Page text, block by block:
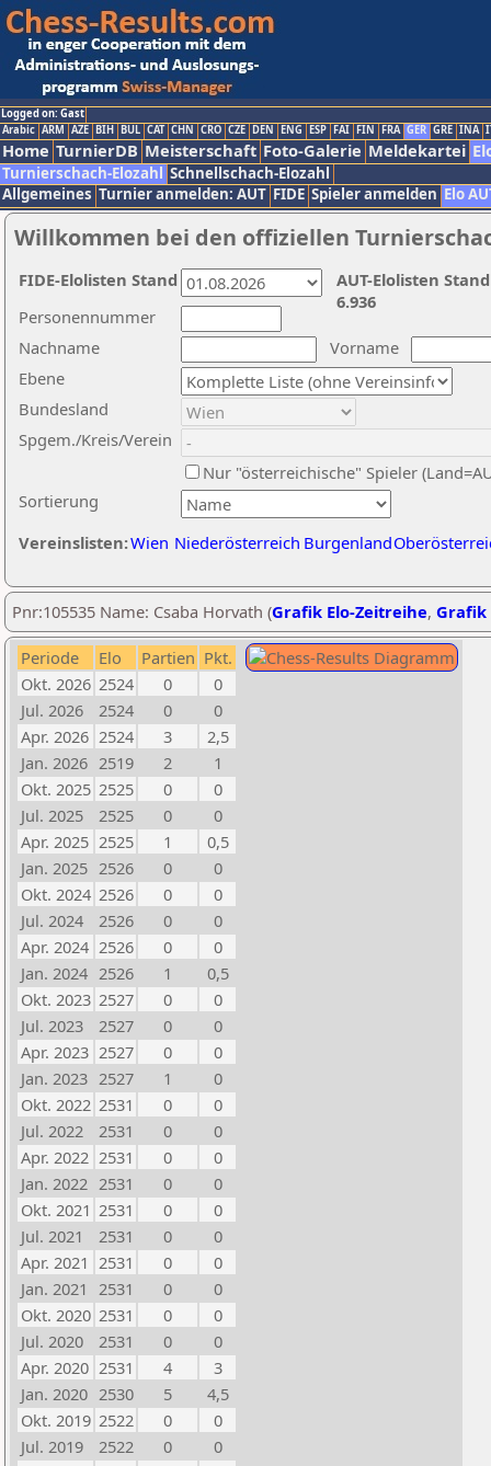
Logged on: Gast
Arabic ARM AZE BIH BUL CAT CHN CRO CZE DEN ENG ESP FAI FIN FRA GER GRE INA
Home TurnierDB Meisterschaft Foto-Galerie Meldekartei
Turnierschach-Elozahl Schnellschach-Elozahl
Allgemeines Turnier anmelden: AUT FIDE Spieler anmelden Elo
Willkommen bei den offiziellen
Nachname
Vorname
Ebene
Sortierung
Personennummer
Bundesland
Spgem./Kreis/Verein
Nur "österreichische" Spieler
Vereinslisten:Wien Niederösterreich Burgenland
AUT-Elolisten
6.936
FIDE-Elolisten Stand
Pnr:105535 Name: Csaba Horvath (Grafik Elo-Zeitreihe, Grafik
Periode Elo Partien Pkt.
Okt. 2026 2524 0
0
Jul. 2026
2524 0
0
Apr. 2026 2524 3
2,5
Jan. 2026 2519 2
1
Okt. 2025 2525 0
0
Jul. 2025
2525 0
0
Apr. 2025 2525 1
0,5
Jan. 2025 2526 0
0
Okt. 2024 2526 0
0
Jul. 2024
2526 0
0
Apr. 2024 2526 0
0
Jan. 2024 2526 1
0,5
Okt. 2023 2527 0
0
Jul. 2023
2527 0
0
Apr. 2023 2527 0
0
Jan. 2023 2527 1
0
Okt. 2022 2531 0
0
Jul. 2022
2531 0
0
Apr. 2022 2531 0
0
Jan. 2022 2531 0
0
Okt. 2021 2531 0
0
Jul. 2021
2531 0
0
Apr. 2021 2531 0
0
Jan. 2021 2531 0
0
Okt. 2020 2531 0
0
Jul. 2020
2531 0
0
Apr. 2020 2531 4
3
Jan. 2020 2530 5
4,5
Okt. 2019 2522 0
0
Jul. 2019
2522 0
0